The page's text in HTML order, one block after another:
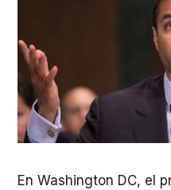
En Washington DC, el